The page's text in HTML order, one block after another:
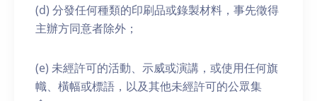
(d) 分發任何種類的印刷品或錄製材料，事先徵得
主辦方同意者除外；
(e) 未經許可的活動、示威或演講，或使用任何旗
幟、橫幅或標語，以及其他未經許可的公眾集